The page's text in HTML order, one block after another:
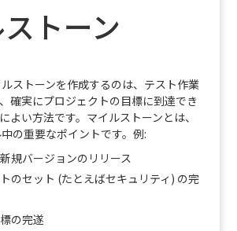
トーン
ストーンを作成するのは、テスト作業
確実にプロジェクトの目標に到達でき
よい方法です。マイルストーンとは、
の重要なポイントです。例:
規バージョンのリリース
のセット (たとえばセキュリティ) の完
の完遂